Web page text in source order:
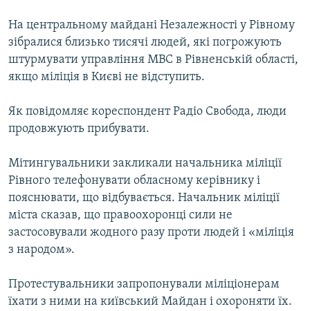
Усі сайти RFE/RL
На центральному майдані Незалежності у Рівному
зібралися близько тисячі людей, які погрожують
штурмувати управління МВС в Рівненській області,
якщо міліція в Києві не відступить.
Як повідомляє кореспондент Радіо Свобода, люди
продовжують прибувати.
Мітингувальники закликали начальника міліції
Рівного телефонувати обласному керівнику і
пояснювати, що відбувається. Начальник міліції
міста сказав, що правоохоронці сили не
застосовували жодного разу проти людей і «міліція
з народом».
Протестувальники запропонували міліціонерам
їхати з ними на київський Майдан і охороняти їх.